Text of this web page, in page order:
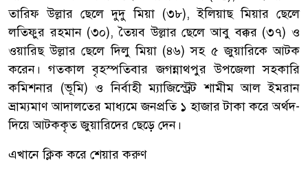
তারিফ উল্লার ছেলে দুদু মিয়া (৩৮), ইলিয়াছ মিয়ার ছেলে
লতিফুর রহমান (৩০), তৈয়ব উল্লার ছেলে আবু বক্কর (৩৭) ও
ওয়ারিছ উল্লার ছেলে দিলু মিয়া (৪৬) সহ ৫ জুয়ারিকে আটক
করেন। গতকাল বৃহস্পতিবার জগন্নাথপুর উপজেলা সহকারি
কমিশনার (ভূমি) ও নির্বাহী ম্যাজিস্ট্রেট শামীম আল ইমরান
ভ্রাম্যমাণ আদালতের মাধ্যমে জনপ্রতি ১ হাজার টাকা করে অর্থদ-
দিয়ে আটককৃত জুয়ারিদের ছেড়ে দেন।
এখানে ক্লিক করে শেয়ার করুণ